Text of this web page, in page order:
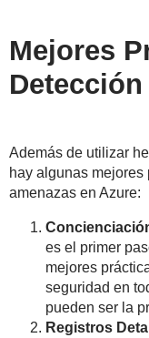
Mejores
Además de utilizar
hay algunas
amenazas en Azure:
es el primer
mejores
seguridad en
pueden ser la
Registros